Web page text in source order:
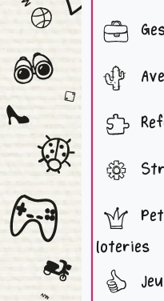
loteries